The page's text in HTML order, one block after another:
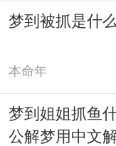
梦到被抓是什
本命年
梦到姐姐抓鱼
公解梦用中文